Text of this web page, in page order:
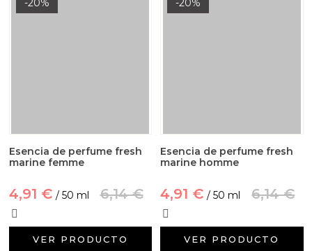
-20%
Esencia de perfume fresh
marine femme
4,91 € / 50 ml 6,14 €
VER PRODUCTO
-20%
Esencia de perfume fresh
marine homme
4,91 € / 50 ml 6,14 €
VER PRODUCTO